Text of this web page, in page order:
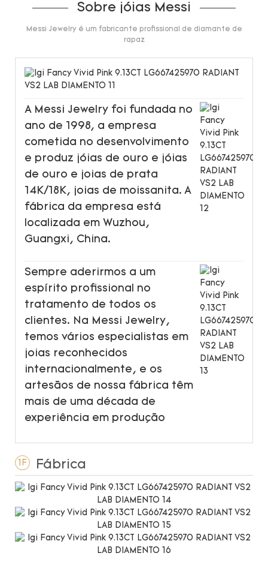
Sobre jóias Messi
Messi Jewelry é um fabricante profissional de diamante de
rapaz
A Messi Jewelry foi fundada no
ano de 1998, a empresa
cometida no desenvolvimento
e produz jóias de ouro e jóias
de ouro e joias de prata
14K/18K, joias de moissanita. A
fábrica da empresa está
localizada em Wuzhou,
Guangxi, China.
Sempre aderirmos a um
espírito profissional no
tratamento de todos os
clientes. Na Messi Jewelry,
temos vários especialistas em
joias reconhecidos
internacionalmente, e os
artesãos de nossa fábrica têm
mais de uma década de
experiência em produção
1F Fábrica